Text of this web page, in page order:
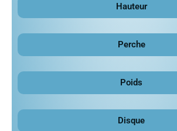
Hauteur
Perche
Poids
Disque